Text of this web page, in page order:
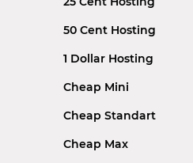
50 Cent Hosting
1 Dollar Hosting
Cheap Mini
Cheap Standart
Cheap Max